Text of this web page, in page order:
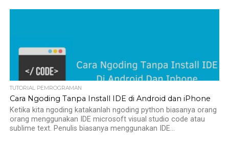
TUTORIAL PEMROGRAMAN
Cara Ngoding Tanpa Install IDE di Android dan iPhone
Ketika kita ngoding katakanlah ngoding python biasanya orang
orang menggunakan IDE microsoft visual studio code atau
sublime text. Penulis biasanya menggunakan IDE...